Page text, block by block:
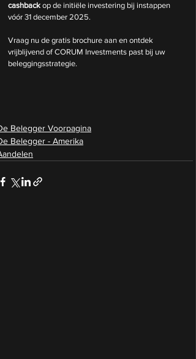
cashback op de initiële investering bij instappen
vóór 31 december 2025.
Vraag nu de gratis brochure aan en ontdek
vrijblijvend of CORUM Investments past bij uw
beleggingsstrategie.
Belegger Voorpagina
Belegger - Amerika